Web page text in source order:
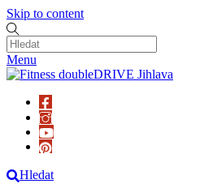
Skip to content
Menu
Hledat